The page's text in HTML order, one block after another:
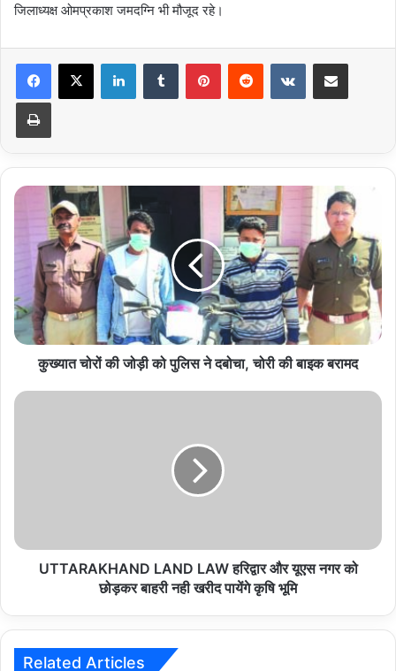
जिलाध्यक्ष ओमप्रकाश जमदग्नि भी मौजूद रहे।
LinkedInTumblr PinterestReddit VKontakteShare via Email
Print
कुख्यात
पुलिस
ने
दबोचा,
चोरी
बरामद
कुख्यात चोरों की जोड़ी को पुलिस ने दबोचा, चोरी की बाइक बरामद
UTTARAKHAND
छोड़कर
भूमि
UTTARAKHAND LAND LAW हरिद्वार और यूएस नगर को
छोड़कर बाहरी नही खरीद पायेंगे कृषि भूमि
Related Articles